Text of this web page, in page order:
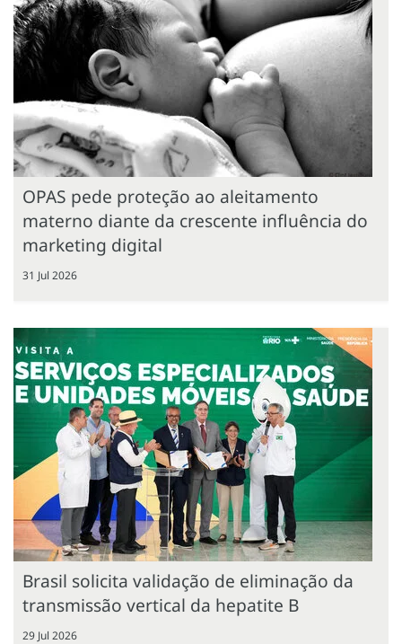
OPAS pede proteção ao aleitamento
materno diante da crescente influência do
marketing digital
31 Jul 2026
Brasil solicita validação de eliminação da
transmissão vertical da hepatite B
29 Jul 2026